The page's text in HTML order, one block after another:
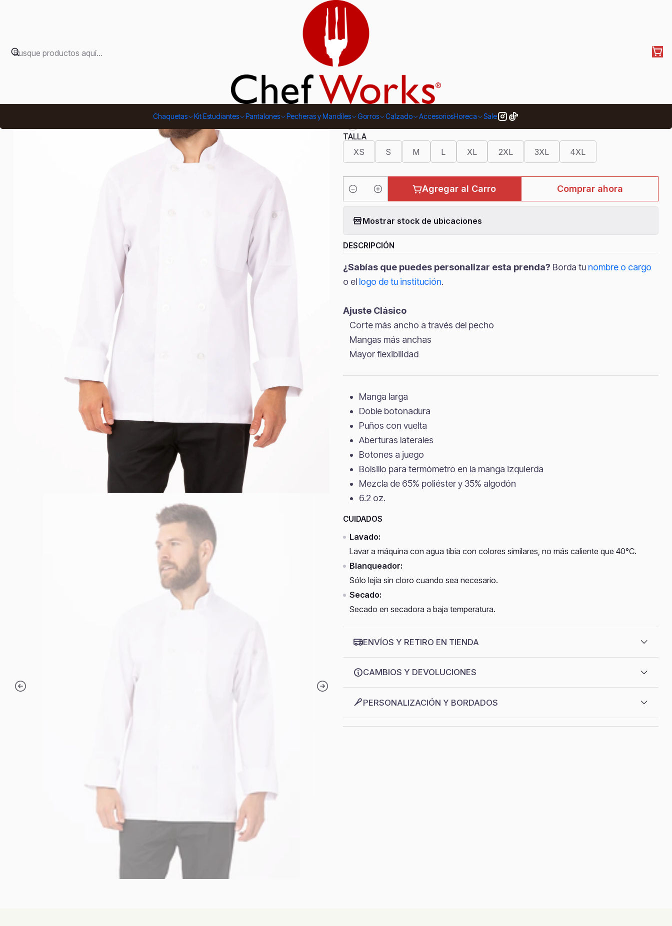
Chaquetas Kit Estudiantes Pantalones Pecheras y Mandiles Gorros Calzado AccesoriosHoreca Sale
|
Chaqueta Chef Works Le Mans
Unisex
5.0
TALLA
XS S M L XL 2XL 3XL 4XL
Cantidad
Agregar al Carro Comprar ahora
Mostrar stock de ubicaciones
DESCRIPCIÓN
¿Sabías que puedes personalizar esta prenda? Borda tu nombre o cargo
o el logo de tu institución.
Ajuste Clásico
Corte más ancho a través del pecho
Mangas más anchas
Mayor flexibilidad
Manga larga
Doble botonadura
Puños con vuelta
Aberturas laterales
Botones a juego
Bolsillo para termómetro en la manga izquierda
Mezcla de 65% poliéster y 35% algodón
6.2 oz.
CUIDADOS
Lavado:
Lavar a máquina con agua tibia con colores similares, no más caliente que 40°C.
Blanqueador:
Sólo lejía sin cloro cuando sea necesario.
Secado:
Secado en secadora a baja temperatura.
ENVÍOS Y RETIRO EN TIENDA
CAMBIOS Y DEVOLUCIONES
PERSONALIZACIÓN Y BORDADOS